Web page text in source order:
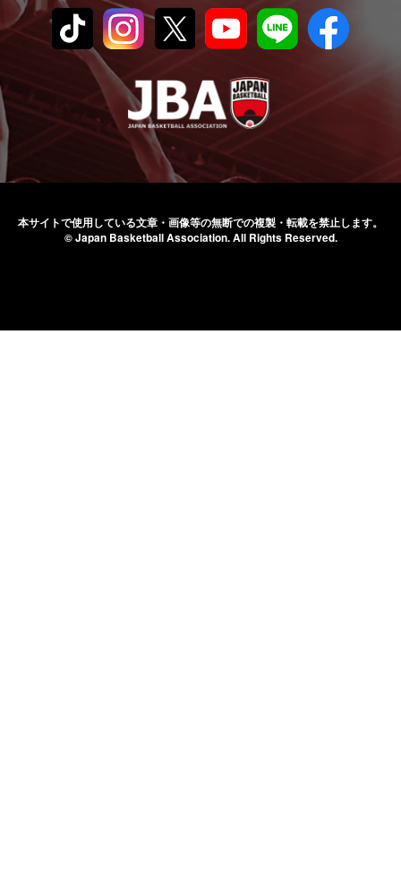
本サイトで使用している文章・画像等の無断での複製・転載を禁止します。
© Japan Basketball Association.All Rights Reserved.